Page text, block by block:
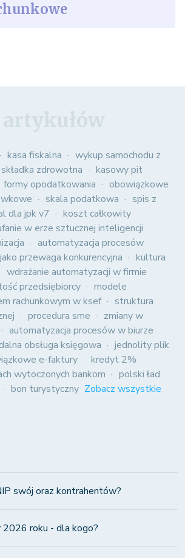
kasa fiskalna
wykup samochodu z
zdrowotna
kasowy pit
formy opodatkowania
obowiązkowe
skala podatkowa
spis z
dla jpk v7
koszt całkowity
w erze sztucznej inteligencji
automatyzacja procesów
przewaga konkurencyjna
kultura
wdrażanie automatyzacji w firmie
przedsiębiorcy
modele
rachunkowym w ksef
struktura
procedura sme
zmiany w
automatyzacja procesów w biurze
obsługa księgowa
jednolity plik
e-faktury
kredyt 2%
wytoczonych bankom
polski ład
bon turystyczny Zobacz wszystkie
swój oraz kontrahentów?
2026 roku - dla kogo?